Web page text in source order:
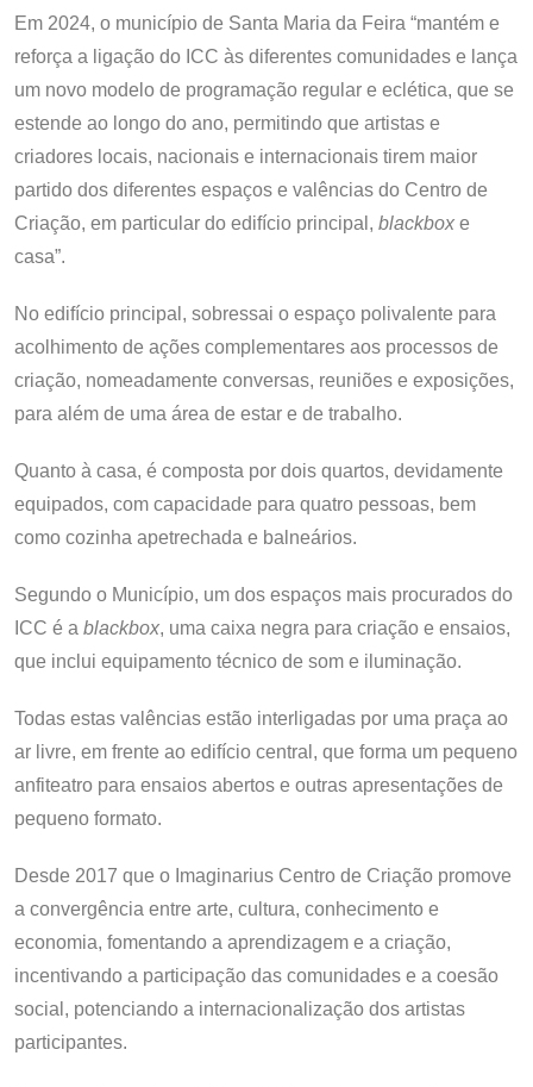
Em 2024, o município de Santa Maria da Feira “mantém e
reforça a ligação do ICC às diferentes comunidades e lança
um novo modelo de programação regular e eclética, que se
estende ao longo do ano, permitindo que artistas e
criadores locais, nacionais e internacionais tirem maior
partido dos diferentes espaços e valências do Centro de
Criação, em particular do edifício principal, blackbox e
casa”.
No edifício principal, sobressai o espaço polivalente para
acolhimento de ações complementares aos processos de
criação, nomeadamente conversas, reuniões e exposições,
para além de uma área de estar e de trabalho.
Quanto à casa, é composta por dois quartos, devidamente
equipados, com capacidade para quatro pessoas, bem
como cozinha apetrechada e balneários.
Segundo o Município, um dos espaços mais procurados do
ICC é a blackbox, uma caixa negra para criação e ensaios,
que inclui equipamento técnico de som e iluminação.
Todas estas valências estão interligadas por uma praça ao
ar livre, em frente ao edifício central, que forma um pequeno
anfiteatro para ensaios abertos e outras apresentações de
pequeno formato.
Desde 2017 que o Imaginarius Centro de Criação promove
a convergência entre arte, cultura, conhecimento e
economia, fomentando a aprendizagem e a criação,
incentivando a participação das comunidades e a coesão
social, potenciando a internacionalização dos artistas
participantes.